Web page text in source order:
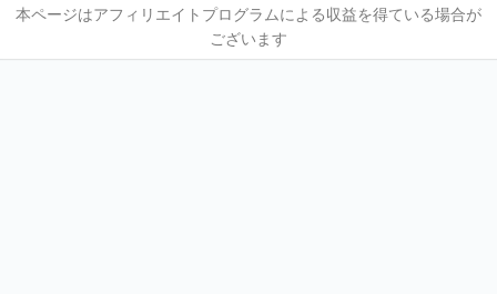
本ページはアフィリエイトプログラムによる収益を得ている場合が
ございます